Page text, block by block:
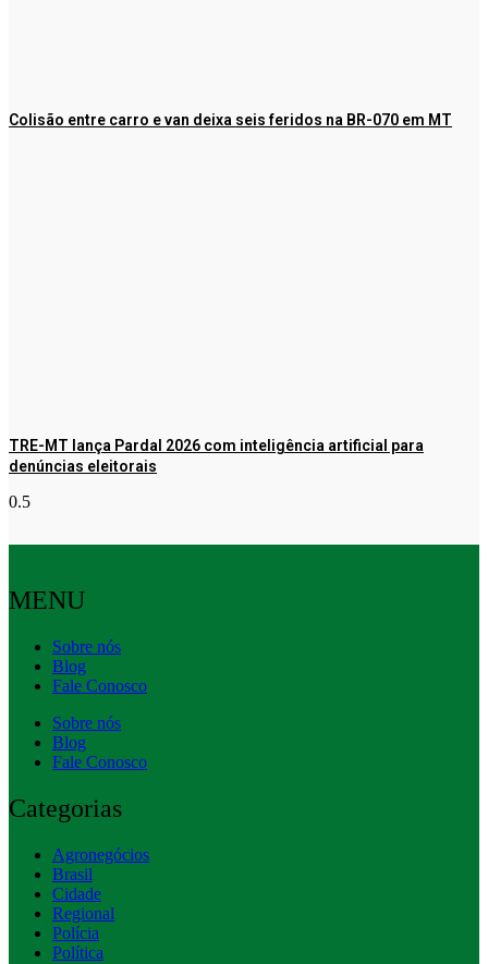
Colisão entre carro e van deixa seis feridos na BR-070 em MT
TRE-MT lança Pardal 2026 com inteligência artificial para
denúncias eleitorais
MENU
Sobre nós
Blog
Fale Conosco
Sobre nós
Blog
Fale Conosco
Categorias
Agronegócios
Brasil
Cidade
Regional
Polícia
Política